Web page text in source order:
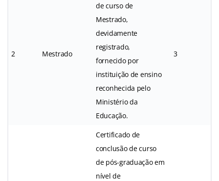
2 Mestrado
de curso de
Mestrado,
devidamente
registrado,
fornecido por
instituição de ensino
reconhecida pelo
Ministério da
Educação.
3
Certificado de
conclusão de curso
de pós-graduação em
nível de